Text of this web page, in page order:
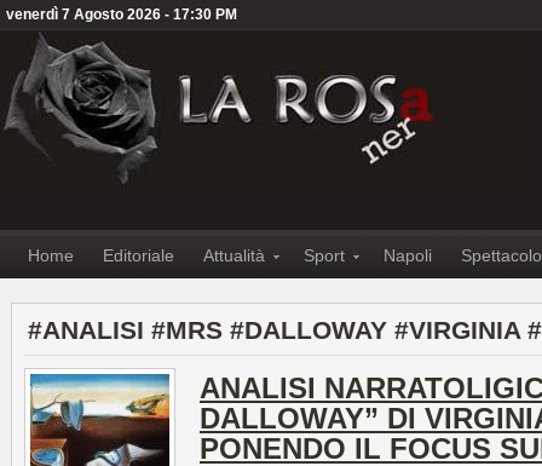
venerdì 7 Agosto 2026 - 17:30 PM
Home Editoriale Attualità Sport Napoli Spettacolo
#ANALISI #MRS #DALLOWAY #VIRGINIA
ANALISI
DALLOWAY” DI
PONENDO IL FOCUS